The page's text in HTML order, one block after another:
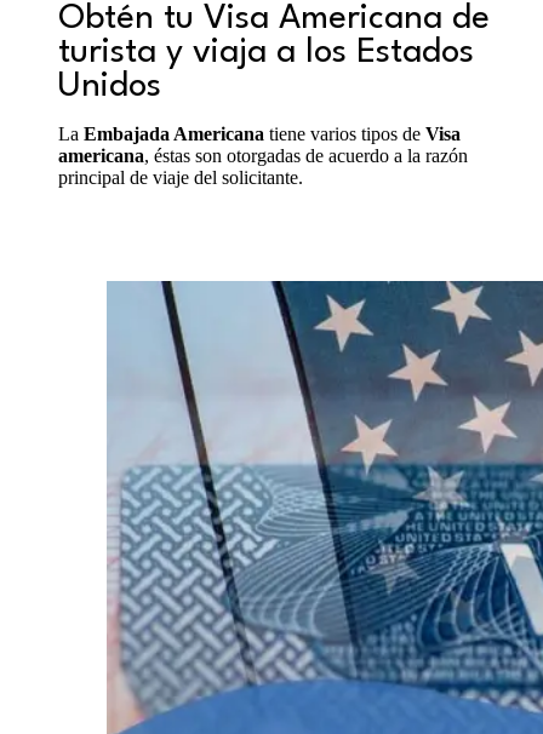
Obtén tu Visa Americana de
turista y viaja a los Estados
Unidos
La Embajada Americana tiene varios tipos de Visa
americana, éstas son otorgadas de acuerdo a la razón
principal de viaje del solicitante.